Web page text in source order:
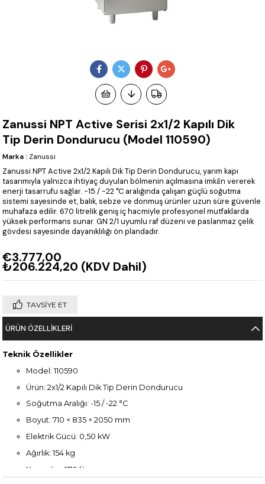
Zanussi NPT Active Serisi 2x1/2 Kapılı Dik
Tip Derin Dondurucu (Model 110590)
Marka : Zanussi
Zanussi NPT Active 2x1/2 Kapılı Dik Tip Derin Dondurucu, yarım kapı
tasarımıyla yalnızca ihtiyaç duyulan bölmenin açılmasına imkân vererek
enerji tasarrufu sağlar. -15 / -22 °C aralığında çalışan güçlü soğutma
sistemi sayesinde et, balık, sebze ve donmuş ürünler uzun süre güvenle
muhafaza edilir. 670 litrelik geniş iç hacmiyle profesyonel mutfaklarda
yüksek performans sunar. GN 2/1 uyumlu raf düzeni ve paslanmaz çelik
gövdesi sayesinde dayanıklılığı ön plandadır.
€3.777,00
₺206.224,20 (KDV Dahil)
TAVSIYE ET
ÜRÜN ÖZELLIKLERI
Teknik Özellikler
Model: 110590
Ürün: 2x1/2 Kapılı Dik Tip Derin Dondurucu
Soğutma Aralığı: -15 / -22 °C
Boyut: 710 × 835 × 2050 mm
Elektrik Gücü: 0,50 kW
Ağırlık: 154 kg
Kapasite: 670 litre